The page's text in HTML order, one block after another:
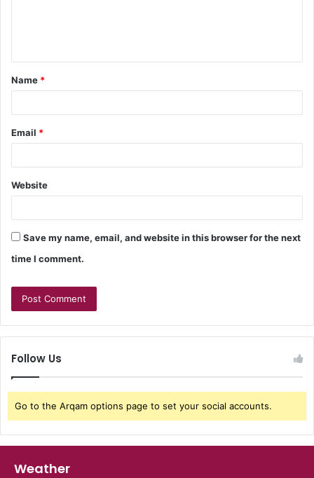
Name *
Email *
Website
Save my name, email, and website in this browser for the next
time I comment.
Follow Us
Go to the Arqam options page to set your social accounts.
Weather